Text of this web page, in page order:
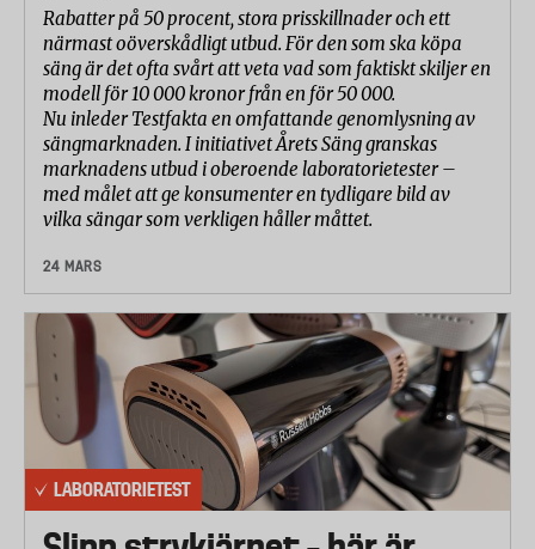
Rabatter på 50 procent, stora prisskillnader och ett
närmast oöverskådligt utbud. För den som ska köpa
säng är det ofta svårt att veta vad som faktiskt skiljer en
modell för 10 000 kronor från en för 50 000.
Nu inleder Testfakta en omfattande genomlysning av
sängmarknaden. I initiativet Årets Säng granskas
marknadens utbud i oberoende laboratorietester –
med målet att ge konsumenter en tydligare bild av
vilka sängar som verkligen håller måttet.
24 MARS
LABORATORIETEST